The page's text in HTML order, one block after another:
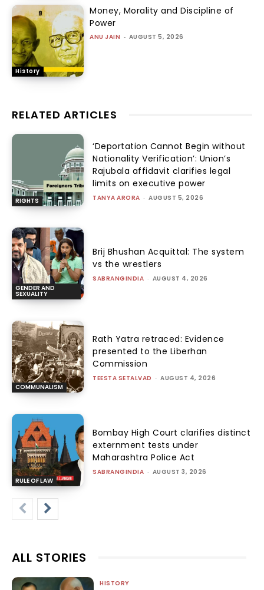
History
Money, Morality and Discipline of
Power
ANU JAIN - AUGUST 5, 2026
RELATED ARTICLES
RIGHTS
‘Deportation Cannot Begin without
Nationality Verification’: Union’s
Rajubala affidavit clarifies legal
limits on executive power
TANYA ARORA - AUGUST 5, 2026
GENDER AND
SEXUALITY
Brij Bhushan Acquittal: The system
vs the wrestlers
SABRANGINDIA - AUGUST 4, 2026
COMMUNALISM
Rath Yatra retraced: Evidence
presented to the Liberhan
Commission
TEESTA SETALVAD - AUGUST 4, 2026
RULE OF LAW
Bombay High Court clarifies distinct
externment tests under
Maharashtra Police Act
SABRANGINDIA - AUGUST 3, 2026
ALL STORIES
HISTORY